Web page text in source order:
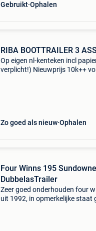
Gebruikt Ophalen
RIBA BOOTTRAILER 3
Op eigen nl-kenteken incl
verplicht!) Nieuwprijs 10k++
Zo goed als nieuw Ophalen
Four Winns 195
DubbelasTrailer
Zeer goed onderhouden four
uit 1992, in opmerkelijke staat